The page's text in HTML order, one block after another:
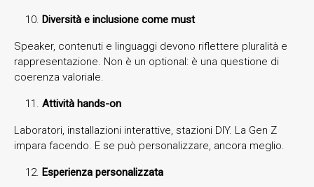
Diversità e inclusione come must
Speaker, contenuti e linguaggi devono riflettere pluralità e
rappresentazione. Non è un optional: è una questione di
coerenza valoriale.
Attività hands-on
Laboratori, installazioni interattive, stazioni DIY. La Gen Z
impara facendo. E se può personalizzare, ancora meglio.
Esperienza personalizzata